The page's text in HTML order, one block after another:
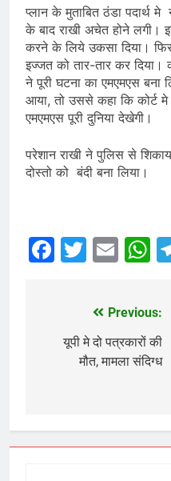
प्लान के मुताबित ठंडा पदार्थ
के बाद राखी अचेत होने लगी।
करने के लिये उकसा दिया।
इज्जत को तार-तार कर दिया।
ने पूरी घटना का एमएमएस बना
आया, तो उससे कहा कि कोर्ट
एमएमएस पूरी दुनिया देखेगी।
परेशान राखी ने पुलिस से
दोस्तो को बंदी बना लिया।
navigation
Previous:
यूपी मे दो पत्रकारों की
मौत, मामला संदिग्ध